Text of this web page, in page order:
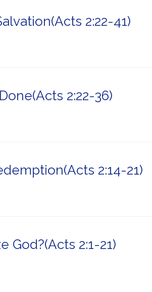
2:22-41)
2:22-36)
2:14-21)
God?(Acts 2:1-21)